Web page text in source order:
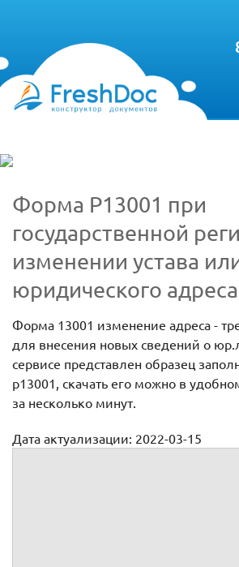
Форма Р13001 при
государственной
изменении устава
юридического адреса
Форма 13001 изменение адреса -
для внесения новых сведений о
сервисе представлен образец
р13001, скачать его можно в
за несколько минут.
Дата актуализации: 2022-03-15